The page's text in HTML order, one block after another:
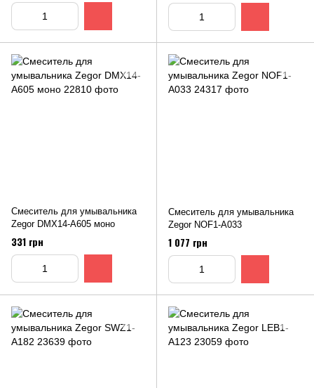
Смеситель для умывальника
Zegor DMX14-A605 моно
331 грн
Смеситель для умывальника
Zegor NОF1-A033
1 077 грн